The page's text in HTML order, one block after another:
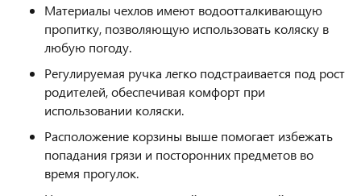
Материалы чехлов имеют водоотталкивающую
пропитку, позволяющую использовать коляску в
любую погоду.
Регулируемая ручка легко подстраивается под рост
родителей, обеспечивая комфорт при
использовании коляски.
Расположение корзины выше помогает избежать
попадания грязи и посторонних предметов во
время прогулок.